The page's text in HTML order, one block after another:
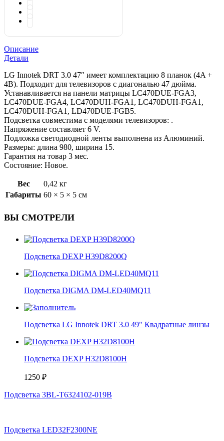
Описание
Детали
LG Innotek DRT 3.0 47″ имеет комплектацию 8 планок (4A +
4B). Подходит для телевизоров с диагональю 47 дюйма.
Устанавливается на панели матрицы LC470DUE-FGA3,
LC470DUE-FGA4, LC470DUH-FGA1, LC470DUH-FGA1,
LC470DUH-FGA1, LD470DUE-FGB5.
Подсветка совместима с моделями телевизоров: .
Напряжение составляет 6 V.
Подложка светодиодной ленты выполнена из Алюминий.
Размеры: длина 980, ширина 15.
Гарантия на товар 3 мес.
Состояние: Новое.
Вес
0,42 кг
Габариты 60 × 5 × 5 см
ВЫ СМОТРЕЛИ
Подсветка DEXP H39D8200Q
Подсветка DIGMA DM-LED40MQ11
Подсветка LG Innotek DRT 3.0 49" Квадратные линзы
Подсветка DEXP H32D8100H
1250 ₽
Подсветка 3BL-T6324102-019B
Подсветка LED32F2300NE